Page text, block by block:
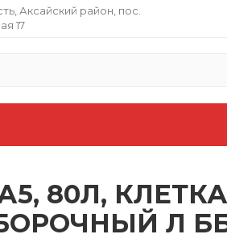
Аксайский район, пос.
17
А5, 80Л,
Л